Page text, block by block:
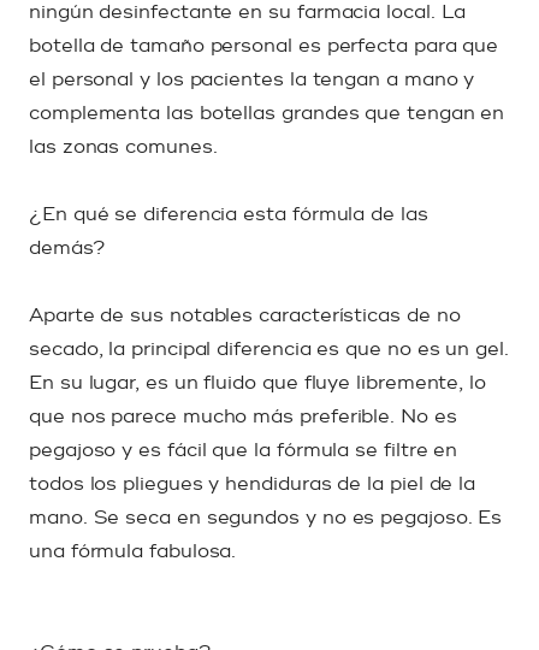
ningún desinfectante en su farmacia local. La
botella de tamaño personal es perfecta para que
el personal y los pacientes la tengan a mano y
complementa las botellas grandes que tengan en
las zonas comunes.
¿En qué se diferencia esta fórmula de las
demás?
Aparte de sus notables características de no
secado, la principal diferencia es que no es un gel.
En su lugar, es un fluido que fluye libremente, lo
que nos parece mucho más preferible. No es
pegajoso y es fácil que la fórmula se filtre en
todos los pliegues y hendiduras de la piel de la
mano. Se seca en segundos y no es pegajoso. Es
una fórmula fabulosa.